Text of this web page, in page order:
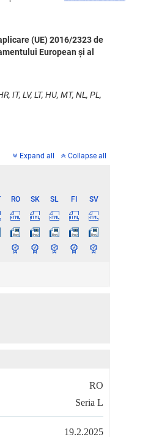
(UE) 2016/2323 de
European și al
IT, LV, LT, HU, MT, NL, PL,
Expand all Collapse all
RO SK SL FI
SV
RO
Seria L
19.2.2025